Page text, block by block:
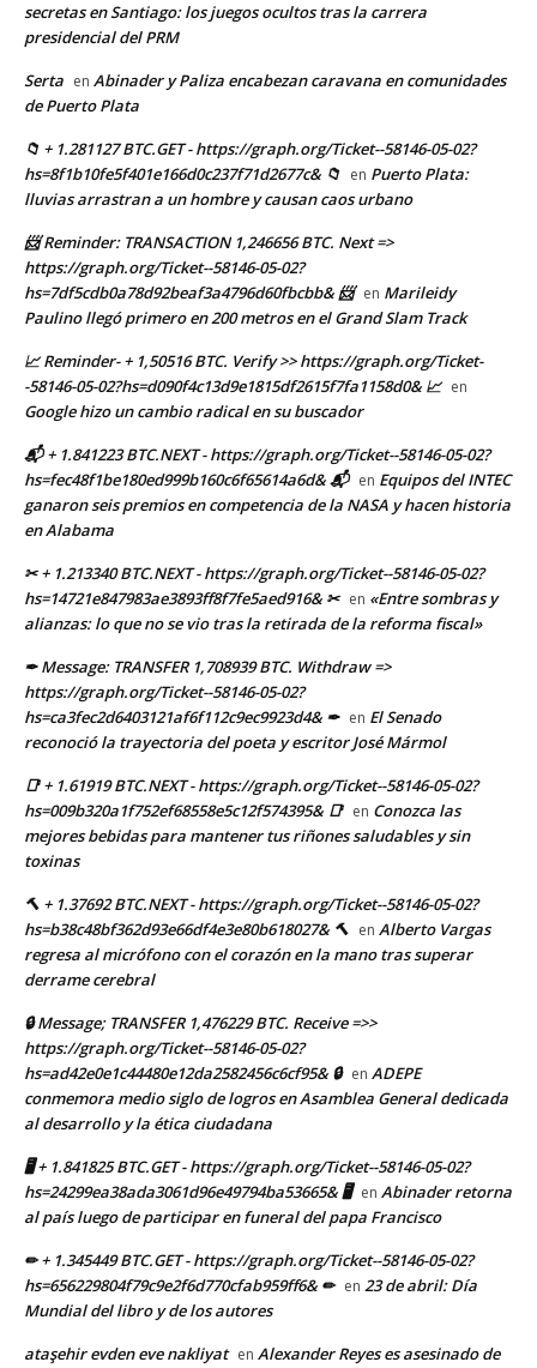
secretas en Santiago: los juegos ocultos tras la carrera
presidencial del PRM
Serta en Abinader y Paliza encabezan caravana en comunidades
de Puerto Plata
📁 + 1.281127 BTC.GET - https://graph.org/Ticket--58146-05-02?
hs=8f1b10fe5f401e166d0c237f71d2677c& 📁 en Puerto Plata:
lluvias arrastran a un hombre y causan caos urbano
📨 Reminder: TRANSACTION 1,246656 BTC. Next =>
https://graph.org/Ticket--58146-05-02?
hs=7df5cdb0a78d92beaf3a4796d60fbcbb& 📨 en Marileidy
Paulino llegó primero en 200 metros en el Grand Slam Track
📈 Reminder- + 1,50516 BTC. Verify >> https://graph.org/Ticket-
-58146-05-02?hs=d090f4c13d9e1815df2615f7fa1158d0& 📈 en
Google hizo un cambio radical en su buscador
📬 + 1.841223 BTC.NEXT - https://graph.org/Ticket--58146-05-02?
hs=fec48f1be180ed999b160c6f65614a6d& 📬 en Equipos del INTEC
ganaron seis premios en competencia de la NASA y hacen historia
en Alabama
✂ + 1.213340 BTC.NEXT - https://graph.org/Ticket--58146-05-02?
hs=14721e847983ae3893ff8f7fe5aed916& ✂ en «Entre sombras y
alianzas: lo que no se vio tras la retirada de la reforma fiscal»
✒ Message: TRANSFER 1,708939 BTC. Withdraw =>
https://graph.org/Ticket--58146-05-02?
hs=ca3fec2d6403121af6f112c9ec9923d4& ✒ en El Senado
reconoció la trayectoria del poeta y escritor José Mármol
📑 + 1.61919 BTC.NEXT - https://graph.org/Ticket--58146-05-02?
hs=009b320a1f752ef68558e5c12f574395& 📑 en Conozca las
mejores bebidas para mantener tus riñones saludables y sin
toxinas
🔨 + 1.37692 BTC.NEXT - https://graph.org/Ticket--58146-05-02?
hs=b38c48bf362d93e66df4e3e80b618027& 🔨 en Alberto Vargas
regresa al micrófono con el corazón en la mano tras superar
derrame cerebral
🔒 Message; TRANSFER 1,476229 BTC. Receive =>>
https://graph.org/Ticket--58146-05-02?
hs=ad42e0e1c44480e12da2582456c6cf95& 🔒 en ADEPE
conmemora medio siglo de logros en Asamblea General dedicada
al desarrollo y la ética ciudadana
🖥 + 1.841825 BTC.GET - https://graph.org/Ticket--58146-05-02?
hs=24299ea38ada3061d96e49794ba53665& 🖥 en Abinader retorna
al país luego de participar en funeral del papa Francisco
✏ + 1.345449 BTC.GET - https://graph.org/Ticket--58146-05-02?
hs=656229804f79c9e2f6d770cfab959ff6& ✏ en 23 de abril: Día
Mundial del libro y de los autores
ataşehir evden eve nakliyat en Alexander Reyes es asesinado de